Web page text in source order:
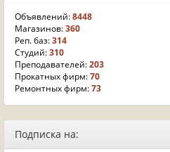
Объявлений:8448
Магазинов:360
Реп. баз:314
Студий:310
Преподавателей:203
Прокатных фирм:70
Ремонтных фирм:73
Подписка на: